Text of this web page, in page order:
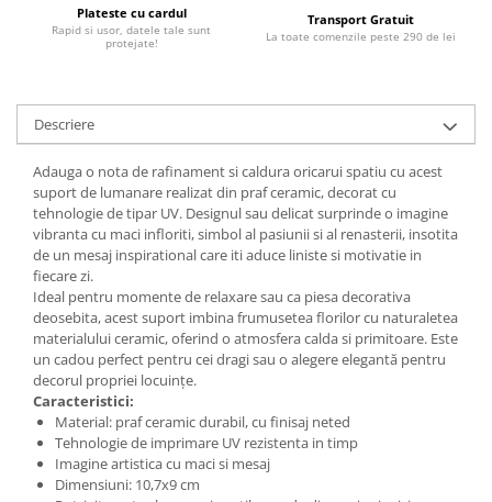
Plateste cu cardul
Rapid si usor, datele tale sunt
protejate!
Transport Gratuit
La toate comenzile peste 290 de lei
Descriere
Adauga o nota de rafinament si caldura oricarui spatiu cu acest
suport de lumanare realizat din praf ceramic, decorat cu
tehnologie de tipar UV. Designul sau delicat surprinde o imagine
vibranta cu maci infloriti, simbol al pasiunii si al renasterii, insotita
de un mesaj inspirational care iti aduce liniste si motivatie in
fiecare zi.
Ideal pentru momente de relaxare sau ca piesa decorativa
deosebita, acest suport imbina frumusetea florilor cu naturaletea
materialului ceramic, oferind o atmosfera calda si primitoare. Este
un cadou perfect pentru cei dragi sau o alegere elegantă pentru
decorul propriei locuințe.
Caracteristici:
Material: praf ceramic durabil, cu finisaj neted
Tehnologie de imprimare UV rezistenta in timp
Imagine artistica cu maci si mesaj
Dimensiuni: 10,7x9 cm